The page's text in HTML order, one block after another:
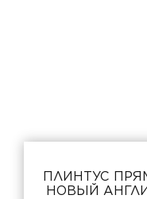
ПЛИНТУС
НОВЫЙ